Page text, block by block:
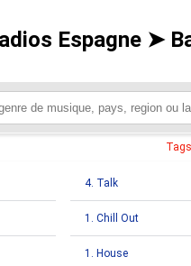
Espagne ➤
Tags
4. Talk
1. Chill Out
1. House